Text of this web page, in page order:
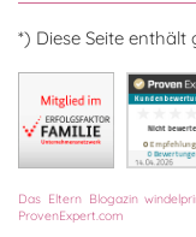
*) Diese Seite enthält
Das Eltern Blogazin
ProvenExpert.com